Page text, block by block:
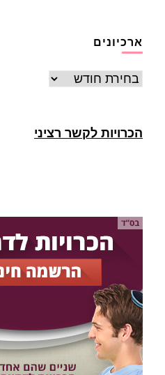
ארכיונים
ארכיונים
הכרויות לקשר רציני